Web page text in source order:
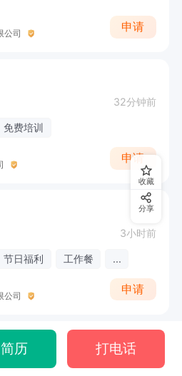
公司
申请
32分钟前
免费培训
申请
3小时前
节日福利 工作餐 ...
公司
申请
收藏
分享
历 打电话